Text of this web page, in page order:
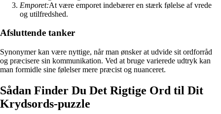
Emporet:At være emporet indebærer en stærk følelse af vrede
og utilfredshed.
Afsluttende tanker
Synonymer kan være nyttige, når man ønsker at udvide sit ordforråd
og præcisere sin kommunikation. Ved at bruge varierede udtryk kan
man formidle sine følelser mere præcist og nuanceret.
Sådan Finder Du Det Rigtige Ord til Dit
Krydsords-puzzle